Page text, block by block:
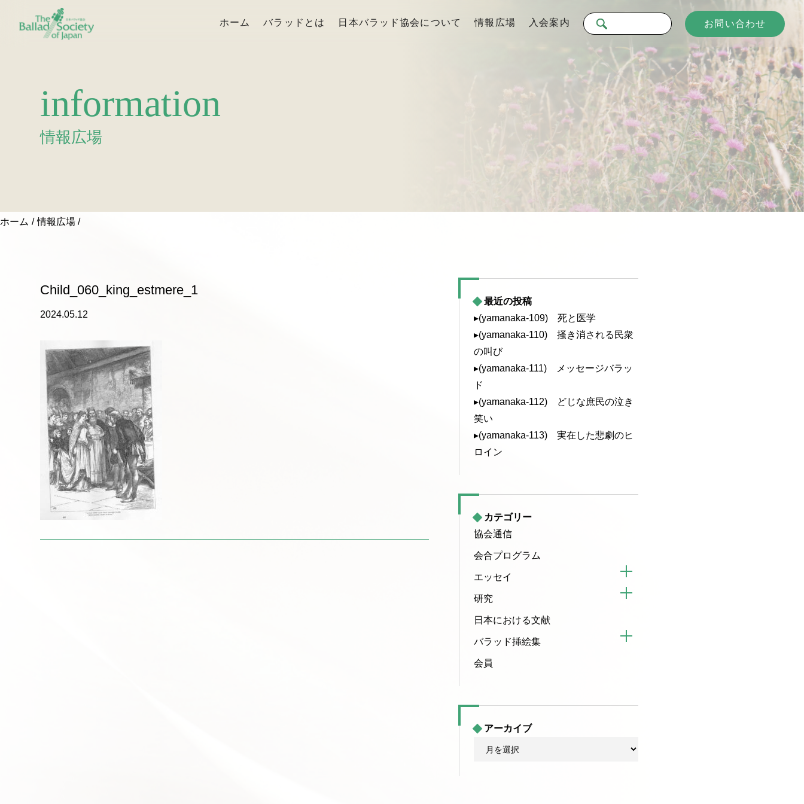
ホーム バラッドとは 日本バラッド協会について 情報広場 入会案内 お問い合わせ
information
情報広場
ホーム 情報広場
Child_060_king_estmere_1
2024.05.12
最近の投稿
▸(yamanaka-109) 死と医学
▸(yamanaka-110) 掻き消される民衆
の叫び
▸(yamanaka-111) メッセージバラッ
ド
▸(yamanaka-112) どじな庶民の泣き
笑い
▸(yamanaka-113) 実在した悲劇のヒ
ロイン
カテゴリー
協会通信
会合プログラム
エッセイ
研究
日本における文献
バラッド挿絵集
会員
アーカイブ